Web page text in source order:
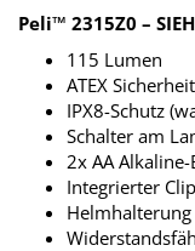
Peli™ 2315Z0 – SIEH
115 Lumen
ATEX
IPX8-Schutz
Schalter am
2x AA
Integrierter Clip